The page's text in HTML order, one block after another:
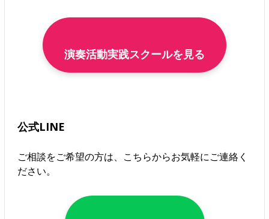
演奏活動実践スクールを見る
公式LINE
ご相談をご希望の方は、こちらからお気軽にご連絡く
ださい。